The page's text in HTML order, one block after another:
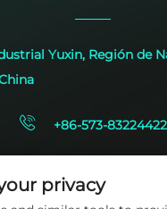
Yuxin, Región de
+86-573-83224422
privacy